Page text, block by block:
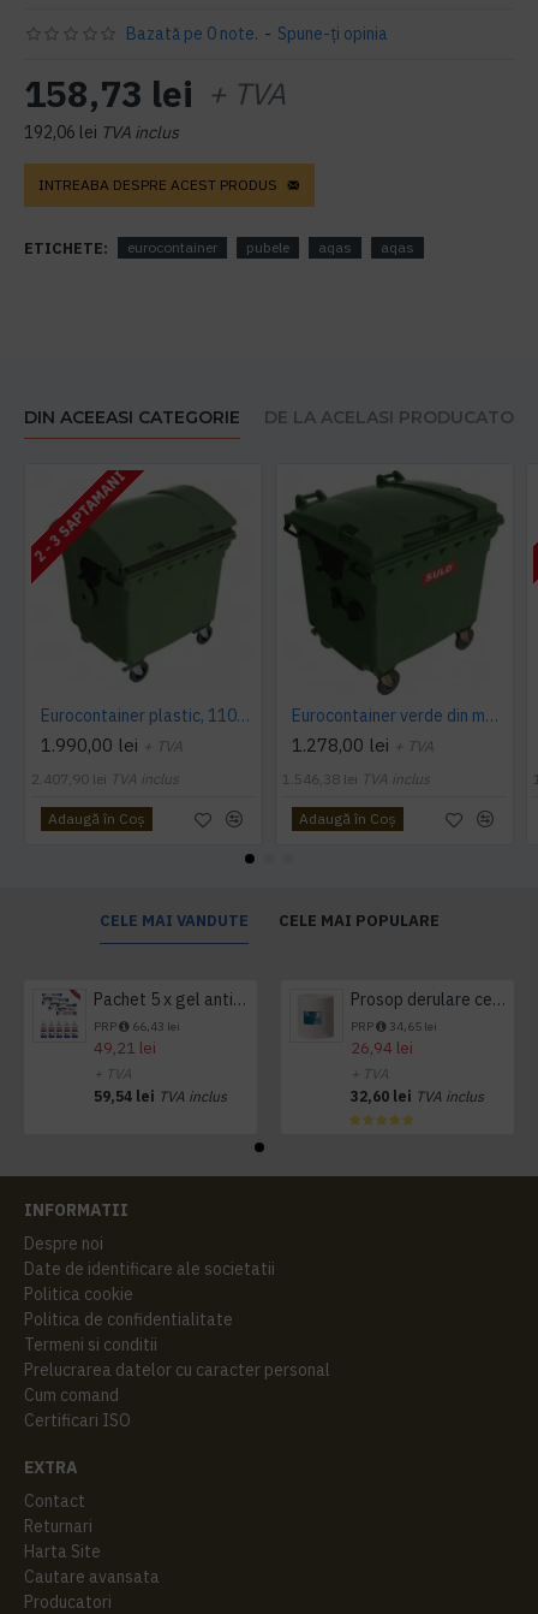
Bazată pe 0 note. - Spune-ţi opinia
158,73 lei + TVA
192,06 lei TVA inclus
INTREABA DESPRE ACEST PRODUS
ETICHETE: eurocontainer pubele aqas aqas
DIN ACEEASI CATEGORIE DE LA ACELASI PRODUCATOR
2 - 3 SAPTAMANI
Eurocontainer plastic, 1100 L, verde, capac rotund - Transport Inclus
1.990,00 lei + TVA
2.407,90 lei TVA inclus
Adaugă în Coş
Eurocontainer verde din material plastic, cu capac plat, SULO, 1100 l - Transport Inclus
1.278,00 lei + TVA
1.546,38 lei TVA inclus
Adaugă în Coş
CELE MAI VANDUTE CELE MAI POPULARE
Pachet 5 x gel antibacterian 50ml si 3 x Servetele antibacteriene 48 buc Hygienium
PRP 66,43 lei
49,21 lei
+ TVA
59,54 lei TVA inclus
Prosop derulare centrala 1 pliu, 300 m Tork
PRP 34,65 lei
26,94 lei
+ TVA
32,60 lei TVA inclus
INFORMATII
Despre noi
Date de identificare ale societatii
Politica cookie
Politica de confidentialitate
Termeni si conditii
Prelucrarea datelor cu caracter personal
Cum comand
Certificari ISO
EXTRA
Contact
Returnari
Harta Site
Cautare avansata
Producatori